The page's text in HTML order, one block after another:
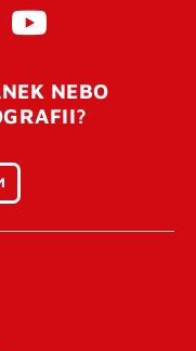
NEBO